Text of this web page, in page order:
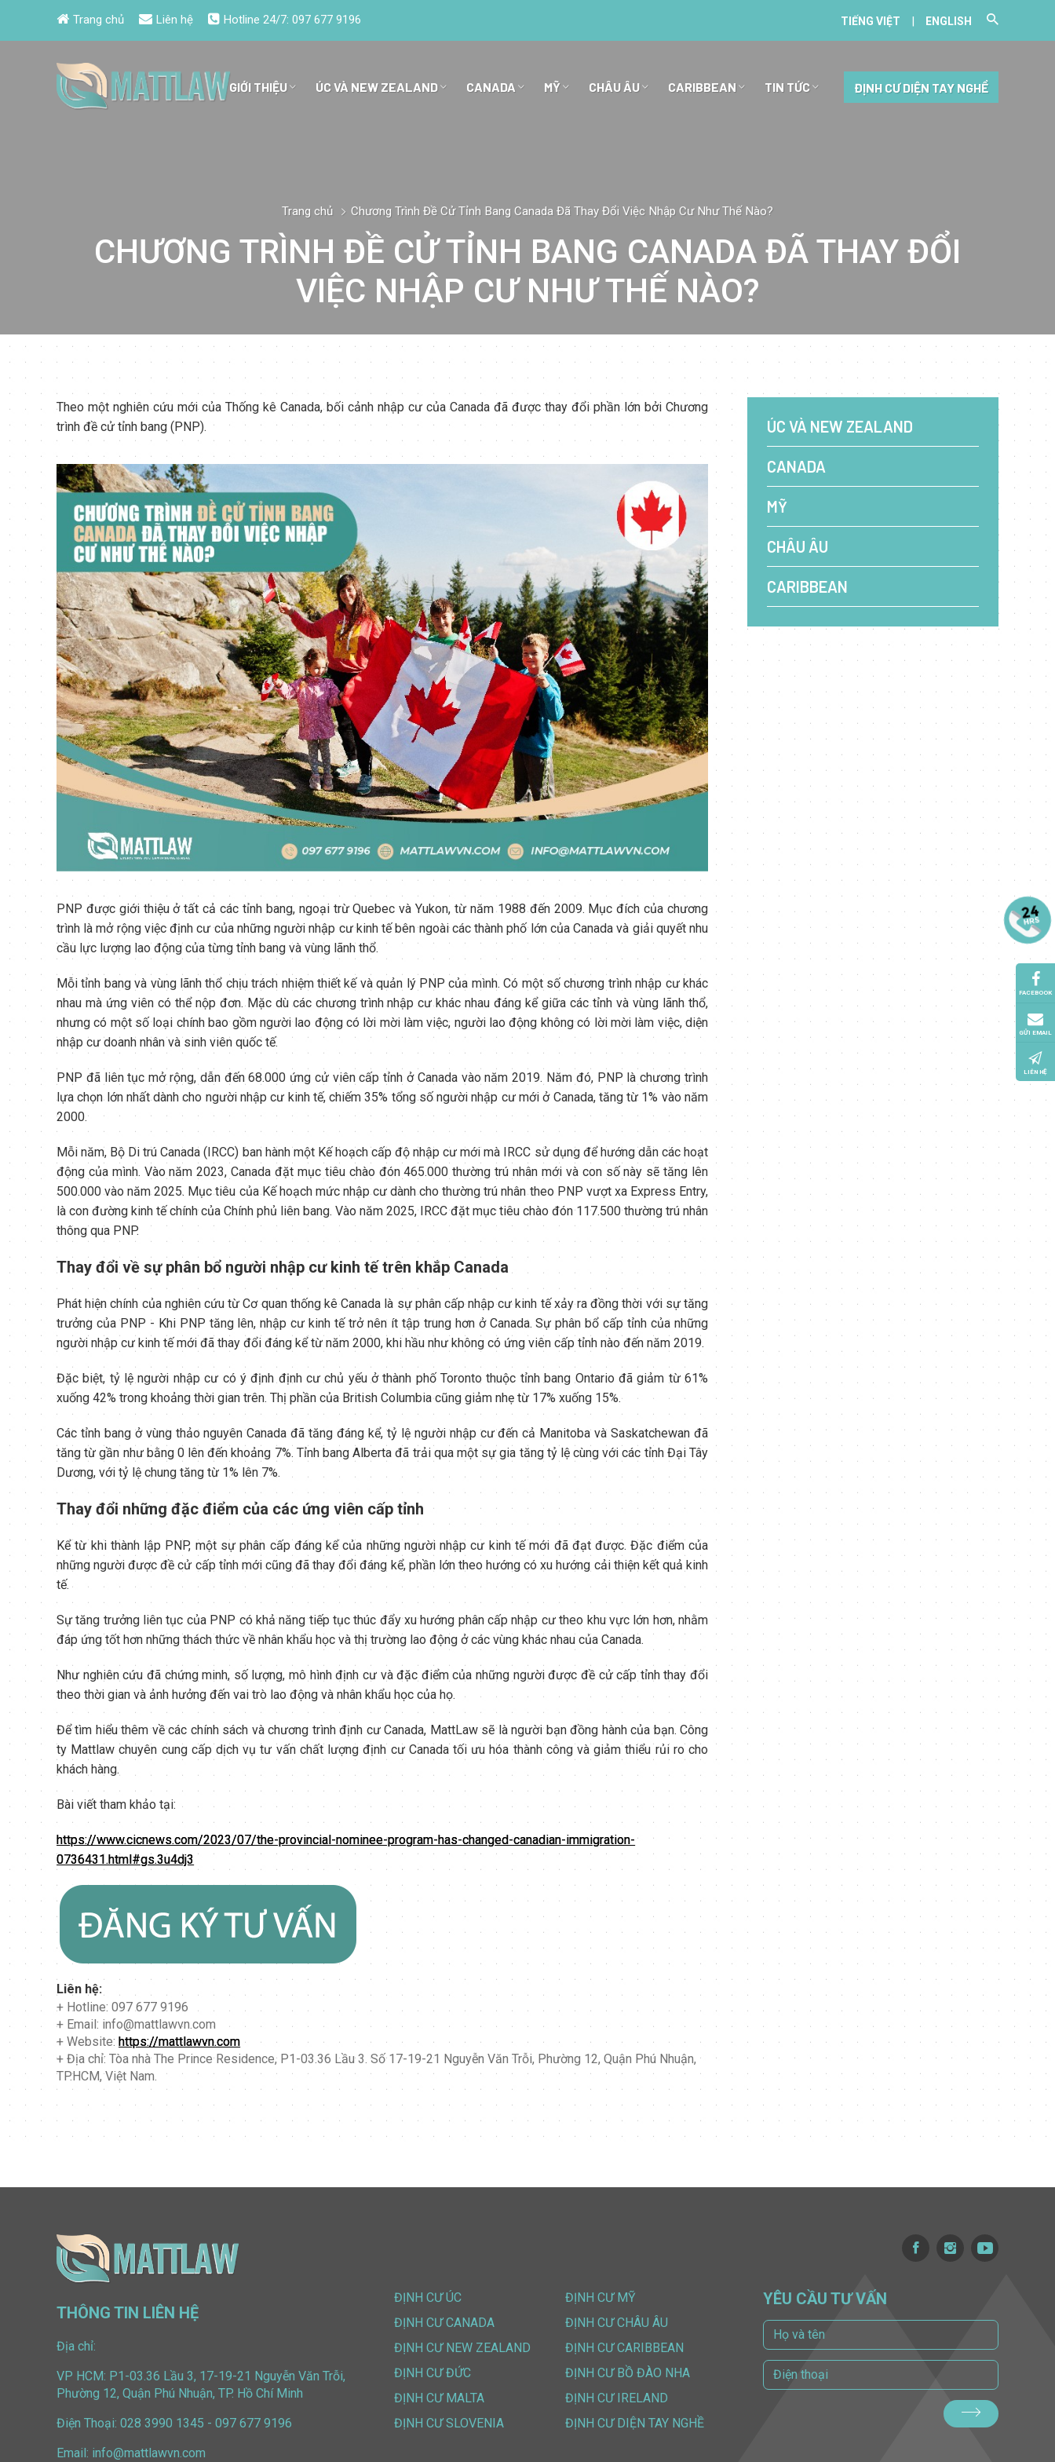
Trang chủ Liên hệ Hotline 24/7: 097 677 9196 TIẾNG VIỆT | ENGLISH
GIỚI THIỆU ÚC VÀ NEW ZEALAND CANADA MỸ CHÂU ÂU CARIBBEAN TIN TỨC ĐỊNH CƯ DIỆN TAY NGHỀ
Trang chủ Chương Trình Đề Cử Tỉnh Bang Canada Đã Thay Đổi Việc Nhập Cư Như Thế Nào?
CHƯƠNG TRÌNH ĐỀ CỬ TỈNH BANG CANADA ĐÃ THAY ĐỔI
VIỆC NHẬP CƯ NHƯ THẾ NÀO?
Theo một nghiên cứu mới của Thống kê Canada, bối cảnh nhập cư của Canada đã được thay đổi phần lớn bởi Chương
trình đề cử tỉnh bang (PNP).
PNP được giới thiệu ở tất cả các tỉnh bang, ngoại trừ Quebec và Yukon, từ năm 1988 đến 2009. Mục đích của chương
trình là mở rộng việc định cư của những người nhập cư kinh tế bên ngoài các thành phố lớn của Canada và giải quyết nhu
cầu lực lượng lao động của từng tỉnh bang và vùng lãnh thổ.
Mỗi tỉnh bang và vùng lãnh thổ chịu trách nhiệm thiết kế và quản lý PNP của mình. Có một số chương trình nhập cư khác
nhau mà ứng viên có thể nộp đơn. Mặc dù các chương trình nhập cư khác nhau đáng kể giữa các tỉnh và vùng lãnh thổ,
nhưng có một số loại chính bao gồm người lao động có lời mời làm việc, người lao động không có lời mời làm việc, diện
nhập cư doanh nhân và sinh viên quốc tế.
PNP đã liên tục mở rộng, dẫn đến 68.000 ứng cử viên cấp tỉnh ở Canada vào năm 2019. Năm đó, PNP là chương trình
lựa chọn lớn nhất dành cho người nhập cư kinh tế, chiếm 35% tổng số người nhập cư mới ở Canada, tăng từ 1% vào năm
2000.
Mỗi năm, Bộ Di trú Canada (IRCC) ban hành một Kế hoạch cấp độ nhập cư mới mà IRCC sử dụng để hướng dẫn các hoạt
động của mình. Vào năm 2023, Canada đặt mục tiêu chào đón 465.000 thường trú nhân mới và con số này sẽ tăng lên
500.000 vào năm 2025. Mục tiêu của Kế hoạch mức nhập cư dành cho thường trú nhân theo PNP vượt xa Express Entry,
là con đường kinh tế chính của Chính phủ liên bang. Vào năm 2025, IRCC đặt mục tiêu chào đón 117.500 thường trú nhân
thông qua PNP.
Thay đổi về sự phân bổ người nhập cư kinh tế trên khắp Canada
Phát hiện chính của nghiên cứu từ Cơ quan thống kê Canada là sự phân cấp nhập cư kinh tế xảy ra đồng thời với sự tăng
trưởng của PNP - Khi PNP tăng lên, nhập cư kinh tế trở nên ít tập trung hơn ở Canada. Sự phân bổ cấp tỉnh của những
người nhập cư kinh tế mới đã thay đổi đáng kể từ năm 2000, khi hầu như không có ứng viên cấp tỉnh nào đến năm 2019.
Đặc biệt, tỷ lệ người nhập cư có ý định định cư chủ yếu ở thành phố Toronto thuộc tỉnh bang Ontario đã giảm từ 61%
xuống 42% trong khoảng thời gian trên. Thị phần của British Columbia cũng giảm nhẹ từ 17% xuống 15%.
Các tỉnh bang ở vùng thảo nguyên Canada đã tăng đáng kể, tỷ lệ người nhập cư đến cả Manitoba và Saskatchewan đã
tăng từ gần như bằng 0 lên đến khoảng 7%. Tỉnh bang Alberta đã trải qua một sự gia tăng tỷ lệ cùng với các tỉnh Đại Tây
Dương, với tỷ lệ chung tăng từ 1% lên 7%.
Thay đổi những đặc điểm của các ứng viên cấp tỉnh
Kể từ khi thành lập PNP, một sự phân cấp đáng kể của những người nhập cư kinh tế mới đã đạt được. Đặc điểm của
những người được đề cử cấp tỉnh mới cũng đã thay đổi đáng kể, phần lớn theo hướng có xu hướng cải thiện kết quả kinh
tế.
Sự tăng trưởng liên tục của PNP có khả năng tiếp tục thúc đẩy xu hướng phân cấp nhập cư theo khu vực lớn hơn, nhằm
đáp ứng tốt hơn những thách thức về nhân khẩu học và thị trường lao động ở các vùng khác nhau của Canada.
Như nghiên cứu đã chứng minh, số lượng, mô hình định cư và đặc điểm của những người được đề cử cấp tỉnh thay đổi
theo thời gian và ảnh hưởng đến vai trò lao động và nhân khẩu học của họ.
Để tìm hiểu thêm về các chính sách và chương trình định cư Canada, MattLaw sẽ là người bạn đồng hành của bạn. Công
ty Mattlaw chuyên cung cấp dịch vụ tư vấn chất lượng định cư Canada tối ưu hóa thành công và giảm thiểu rủi ro cho
khách hàng.
Bài viết tham khảo tại:
https://www.cicnews.com/2023/07/the-provincial-nominee-program-has-changed-canadian-immigration-
0736431.html#gs.3u4dj3
Liên hệ:
+ Hotline: 097 677 9196
+ Email: info@mattlawvn.com
+ Website: https://mattlawvn.com
+ Địa chỉ: Tòa nhà The Prince Residence, P1-03.36 Lầu 3. Số 17-19-21 Nguyễn Văn Trỗi, Phường 12, Quận Phú Nhuận,
TP.HCM, Việt Nam.
ÚC VÀ NEW ZEALAND
CANADA
MỸ
CHÂU ÂU
CARIBBEAN
THÔNG TIN LIÊN HỆ
Địa chỉ:
VP HCM: P1-03.36 Lầu 3, 17-19-21 Nguyễn Văn Trỗi,
Phường 12, Quận Phú Nhuận, TP. Hồ Chí Minh
Điện Thoại: 028 3990 1345 - 097 677 9196
Email: info@mattlawvn.com
ĐỊNH CƯ ÚC
ĐỊNH CƯ MỸ
ĐỊNH CƯ CANADA
ĐỊNH CƯ CHÂU ÂU
ĐỊNH CƯ NEW ZEALAND
ĐỊNH CƯ CARIBBEAN
ĐỊNH CƯ ĐỨC
ĐỊNH CƯ BỒ ĐÀO NHA
ĐỊNH CƯ MALTA
ĐỊNH CƯ IRELAND
ĐỊNH CƯ SLOVENIA
ĐỊNH CƯ DIỆN TAY NGHỀ
YÊU CẦU TƯ VẤN
FACEBOOK
GỬI EMAIL
LIÊN HỆ